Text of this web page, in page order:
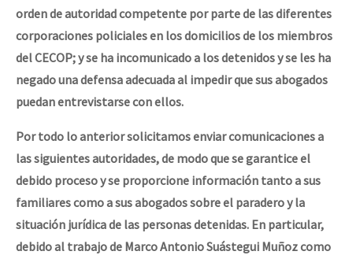
orden de autoridad competente por parte de las diferentes
corporaciones policiales en los domicilios de los miembros
del CECOP; y se ha incomunicado a los detenidos y se les ha
negado una defensa adecuada al impedir que sus abogados
puedan entrevistarse con ellos.
Por todo lo anterior solicitamos enviar comunicaciones a
las siguientes autoridades, de modo que se garantice el
debido proceso y se proporcione información tanto a sus
familiares como a sus abogados sobre el paradero y la
situación jurídica de las personas detenidas. En particular,
debido al trabajo de Marco Antonio Suástegui Muñoz como